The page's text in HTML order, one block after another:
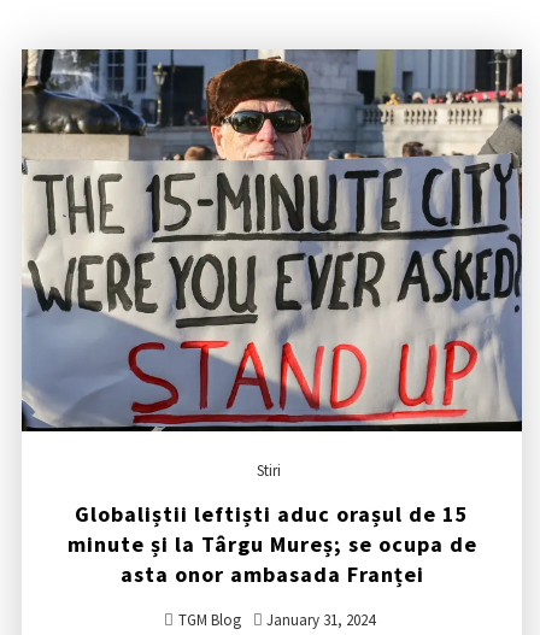
Stiri
Globaliștii leftiști aduc orașul de 15
minute și la Târgu Mureș; se ocupa de
asta onor ambasada Franței
TGM Blog January 31, 2024